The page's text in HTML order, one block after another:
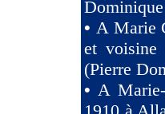
• A Marie
et voisine
(Pierre
•A